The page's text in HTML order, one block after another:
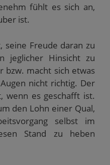
fühlt es sich an,
ist.
seine Freude daran zu
jeglicher Hinsicht zu
bzw. macht sich etwas
nicht richtig. Der
wenn es geschafft ist.
den Lohn einer Qual,
selbst im
Stand zu heben